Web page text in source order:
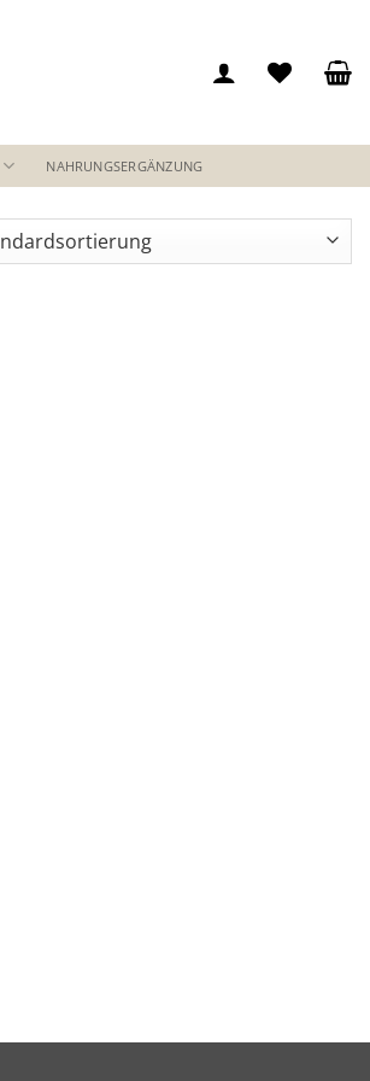
NAHRUNGSERGÄNZUNG